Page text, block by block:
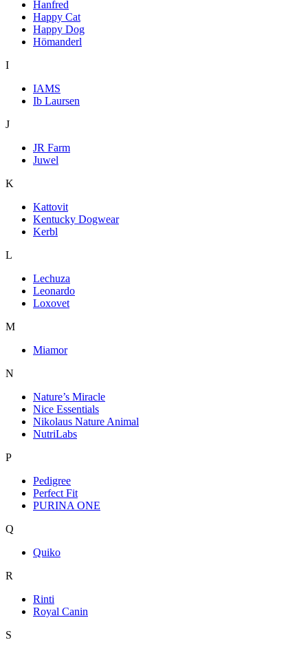
Hanfred
Happy Cat
Happy Dog
Hömanderl
I
IAMS
Ib Laursen
J
JR Farm
Juwel
K
Kattovit
Kentucky Dogwear
Kerbl
L
Lechuza
Leonardo
Loxovet
M
Miamor
N
Nature’s Miracle
Nice Essentials
Nikolaus Nature Animal
NutriLabs
P
Pedigree
Perfect Fit
PURINA ONE
Q
Quiko
R
Rinti
Royal Canin
S